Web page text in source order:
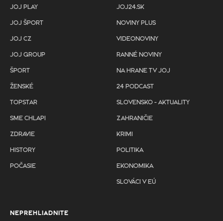
JOJ PLAY
JOJ ŠPORT
JOJ CZ
JOJ GROUP
ŠPORT
ŽENSKÉ
TOPSTAR
SME CHLAPI
ZDRAVIE
HISTORY
POČASIE
JOJ24.SK
NOVINY PLUS
VIDEONOVINY
RANNÉ NOVINY
NA HRANE TV JOJ
24 PODCAST
SLOVENSKO - AKTUALITY
ZAHRANIČIE
KRIMI
POLITIKA
EKONOMIKA
SLOVÁCI V EÚ
NEPREHLIADNITE